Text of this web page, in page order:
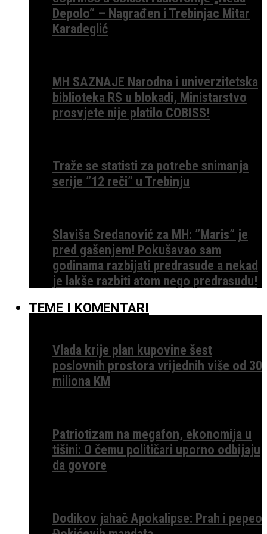
Depolo“ – Nagrađen i Trebinjac Mitar
Karadeglić
MH SAZNAJE Narodna i univerzitetska
biblioteka RS u blokadi, Ministarstvo
prosvjete nije platilo COBISS!
Traže se statisti za potrebe snimanja
serije ”12 reči” u Trebinju
Slaviša Sredanović za MH: ”Maris” je
pred gašenjem! Pokušavao sam
godinama razbijati predrasude a nekad
je lakše razbiti atom nego predrasudu!
TEME I KOMENTARI
Vlada krije plan kupovine šest
poslovnih prostora vrijednih više od 30
miliona KM
Patriotizam na megafon, ekonomija u
tišini: O čemu političari uporno odbijaju
da govore
Dodikov jahač Apokalipse: Prah i pepeo